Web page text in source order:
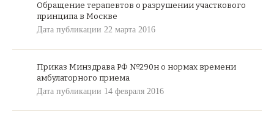
Обращение терапевтов о разрушении участкового
принципа в Москве
Дата публикации 22 марта 2016
Приказ Минздрава РФ №290н о нормах времени
амбулаторного приема
Дата публикации 14 февраля 2016